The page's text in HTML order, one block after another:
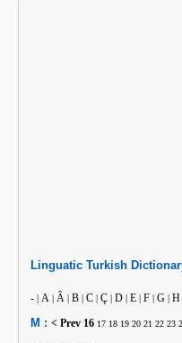
Linguatic Turkish
- | A | Â | B | C | Ç | D | E | F | G | H
M : < Prev 16 17 18 19 20 21 22 23